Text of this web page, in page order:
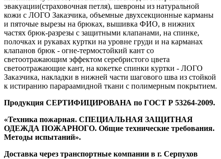
эвакуации(страховочная петля), шевроны из натуральной
кожи с ЛОГО Заказчика, объемные двухсекционные карманы
и пяточые вырезы на брюках, вышивка ФИО, в нижних
частях брюк-разрезы с защитными клапанами, на спинке,
полочках и рукавах куртки на уровне груди и на карманах
клапанов брюк - огне-термостойкий кант со
светоотражающим эффектом серебристого цвета
светоотражающие кант, на кокетке спинки куртки - ЛОГО
Заказчика, накладки в нижней части шагового шва из стойкой
к истиранию парараамидной ткани с полимерным покрытием.
Продукция СЕРТИФИЦИРОВАНА по ГОСТ Р 53264-2009.
«Техника пожарная. СПЕЦИАЛЬНАЯ ЗАЩИТНАЯ
ОДЕЖДА ПОЖАРНОГО. Общие технические требования.
Методы испытаний».
Доставка через транспортные компании в г. Серпухов